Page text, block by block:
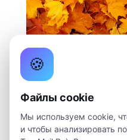
🍪
Файлы cookie
Мы используем cookie,
и чтобы анализировать